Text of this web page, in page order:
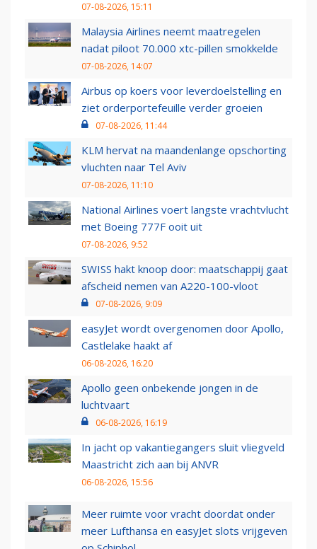
07-08-2026, 15:11
Malaysia Airlines neemt maatregelen
nadat piloot 70.000 xtc-pillen smokkelde
07-08-2026, 14:07
Airbus op koers voor leverdoelstelling en
ziet orderportefeuille verder groeien
07-08-2026, 11:44
KLM hervat na maandenlange opschorting
vluchten naar Tel Aviv
07-08-2026, 11:10
National Airlines voert langste vrachtvlucht
met Boeing 777F ooit uit
07-08-2026, 9:52
SWISS hakt knoop door: maatschappij gaat
afscheid nemen van A220-100-vloot
07-08-2026, 9:09
easyJet wordt overgenomen door Apollo,
Castlelake haakt af
06-08-2026, 16:20
Apollo geen onbekende jongen in de
luchtvaart
06-08-2026, 16:19
In jacht op vakantiegangers sluit vliegveld
Maastricht zich aan bij ANVR
06-08-2026, 15:56
Meer ruimte voor vracht doordat onder
meer Lufthansa en easyJet slots vrijgeven